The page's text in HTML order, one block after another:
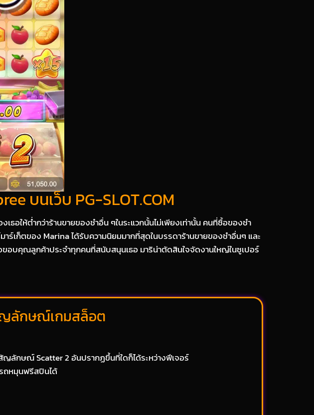
บนเว็บ PG-SLOT.COM
ธอให้ต่ำกว่าร้านขายของชำอื่น ๆในระแวกนั้นไม่เพียงเท่านั้น คนที่ซื้อของชำ
ร์เก็ตของ Marina ได้รับความนิยมมากที่สุดในบรรดาร้านขายของชำอื่นๆ และ
อบคุณลูกค้าประจำทุกคนที่สนับสนุนเธอ มาริน่าตัดสินใจจัดงานใหญ่ในซูเปอร์
ญลักษณ์เกมสล็อต
กษณ์ Scatter 2 อันปรากฏขึ้นที่ใดก็ได้ระหว่างฟีเจอร์
ถหมุนฟรีสปินได้